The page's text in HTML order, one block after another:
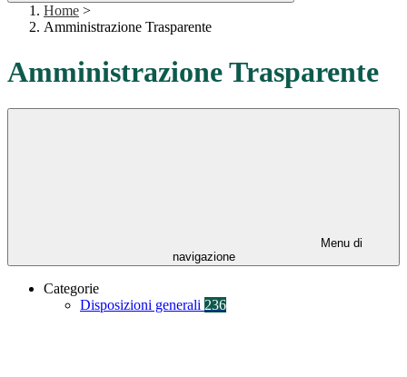
Home >
Amministrazione Trasparente
Amministrazione Trasparente
Menu di
navigazione
Categorie
Disposizioni generali 236